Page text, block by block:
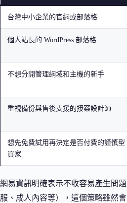
台灣中小企業的官網或部落格
個人站長的 WordPress 部落格
不想分開管理網域和主機的新手
重視備份與售後支援的接案設計師
想先免費試用再決定是否付費的謹慎型
買家
網易資訊明確表示不收容易產生問
服、成人內容等），這個策略雖然